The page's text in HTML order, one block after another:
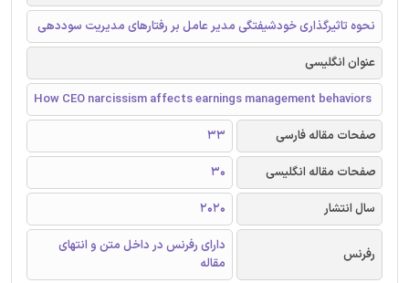
نحوه تاثیرگذاری خودشیفتگی مدیر عامل بر رفتارهای مدیریت سوددهی
عنوان انگلیسی
How CEO narcissism affects earnings management behaviors
صفحات مقاله فارسی
33
صفحات مقاله انگلیسی
30
سال انتشار
2020
رفرنس
دارای رفرنس در داخل متن و انتهای
مقاله